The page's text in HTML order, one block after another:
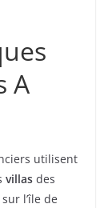
A
utilisent
villas des
sur l’île de